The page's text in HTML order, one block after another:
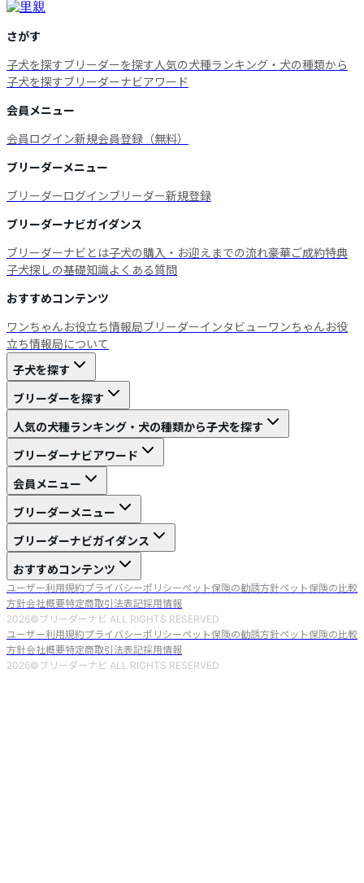
さがす
子犬を探すブリーダーを探す人気の犬種ランキング・犬の種類から
子犬を探すブリーダーナビアワード
会員メニュー
会員ログイン新規会員登録（無料）
ブリーダーメニュー
ブリーダーログインブリーダー新規登録
ブリーダーナビガイダンス
ブリーダーナビとは子犬の購入・お迎えまでの流れ豪華ご成約特典
子犬探しの基礎知識よくある質問
おすすめコンテンツ
ワンちゃんお役立ち情報局ブリーダーインタビュー ワンちゃんお役
立ち情報局について
子犬を探す
ブリーダーを探す
人気の犬種ランキング・犬の種類から子犬を探す
ブリーダーナビアワード
会員メニュー
ブリーダーメニュー
ブリーダーナビガイダンス
おすすめコンテンツ
ユーザー利用規約プライバシーポリシーペット保険の勧誘方針ペット保険の比較
方針会社概要特定商取引法表記採用情報
2026©ブリーダーナビ ALL RIGHTS RESERVED
ユーザー利用規約プライバシーポリシーペット保険の勧誘方針ペット保険の比較
方針会社概要特定商取引法表記採用情報
2026©ブリーダーナビ ALL RIGHTS RESERVED